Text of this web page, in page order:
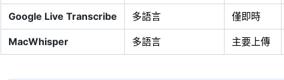
Google Live Transcribe 多語言 僅即時
MacWhisper 多語言 主要上傳